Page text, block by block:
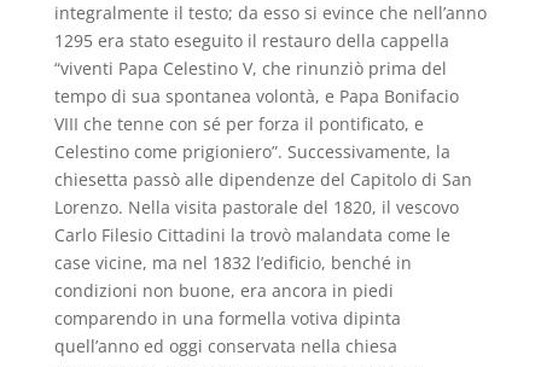
integralmente il testo; da esso si evince che nell’anno
1295 era stato eseguito il restauro della cappella
“viventi Papa Celestino V, che rinunziò prima del
tempo di sua spontanea volontà, e Papa Bonifacio
VIII che tenne con sé per forza il pontificato, e
Celestino come prigioniero”. Successivamente, la
chiesetta passò alle dipendenze del Capitolo di San
Lorenzo. Nella visita pastorale del 1820, il vescovo
Carlo Filesio Cittadini la trovò malandata come le
case vicine, ma nel 1832 l’edificio, benché in
condizioni non buone, era ancora in piedi
comparendo in una formella votiva dipinta
quell’anno ed oggi conservata nella chiesa